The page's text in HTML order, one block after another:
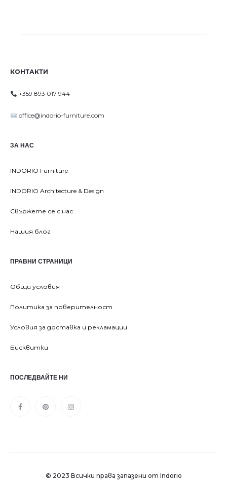
КОНТАКТИ
+359 893 017 944
office@indorio-furniture.com
ЗА НАС
INDORIO Furniture
INDORIO Architecture & Design
Свържете се с нас
Нашия блог
ПРАВНИ СТРАНИЦИ
Общи условия
Политика за поверителност
Условия за доставка и рекламации
Бисквитки
ПОСЛЕДВАЙТЕ НИ
© 2023 Всички права запазени от Indorio